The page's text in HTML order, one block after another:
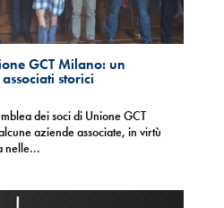
GCT Milano: un
storici
dei soci di Unione GCT
aziende associate, in virtù
nelle...